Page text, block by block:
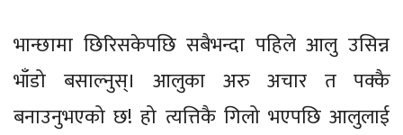
भान्छामा छिरिसकेपछि सबैभन्दा पहिले आलु उसिन्न
भाँडो बसाल्नुस्। आलुका अरु अचार त पक्कै
बनाउनुभएको छ! हो त्यत्तिकै गिलो भएपछि आलुलाई